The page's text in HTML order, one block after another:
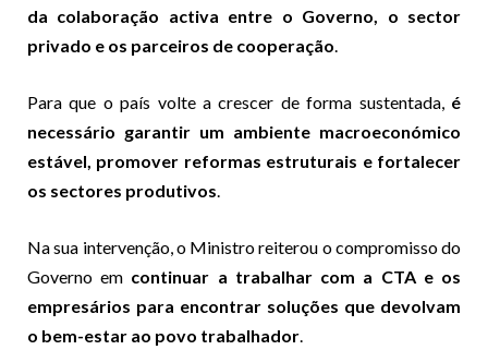
da colaboração activa entre o Governo, o sector
privado e os parceiros de cooperação.
Para que o país volte a crescer de forma sustentada, é
necessário garantir um ambiente macroeconómico
estável, promover reformas estruturais e fortalecer
os sectores produtivos.
Na sua intervenção, o Ministro reiterou o compromisso do
Governo em continuar a trabalhar com a CTA e os
empresários para encontrar soluções que devolvam
o bem-estar ao povo trabalhador.